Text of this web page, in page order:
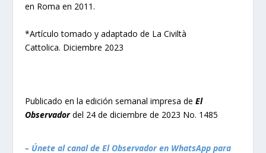
en Roma en 2011.
*Artículo tomado y adaptado de La Civiltà
Cattolica. Diciembre 2023
Publicado en la edición semanal impresa deEl
Observadordel 24 de diciembre de 2023 No. 1485
– Únete al canal de El Observador en WhatsApp para